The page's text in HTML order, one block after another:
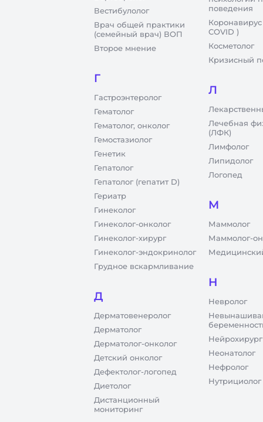
Вестибулолог
Врач общей практики
(семейный врач) ВОП
Второе мнение
Г
Гастроэнтеролог
Гематолог
Гематолог, онколог
Гемостазиолог
Генетик
Гепатолог
Гепатолог (гепатит D)
Гериатр
Гинеколог
Гинеколог-онколог
Гинеколог-хирург
Гинеколог-эндокринолог
Грудное вскармливание
Д
Дерматовенеролог
Дерматолог
Дерматолог-онколог
Детский онколог
Дефектолог-логопед
Диетолог
Дистанционный
мониторинг
поведения
COVID )
Косметолог
Кризисный
Л
Лечебная
(ЛФК)
Лимфолог
Липидолог
Логопед
М
Маммолог
Маммолог-
Н
Невролог
Нейрохирург
Неонатолог
Нефролог
Нутрициолог